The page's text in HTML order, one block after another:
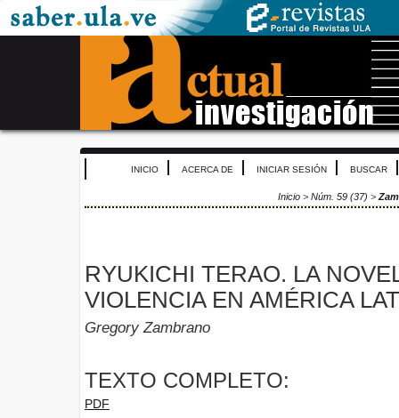
INICIO ACERCA DE INICIAR SESIÓN BUSCAR
Inicio> Núm. 59 (37) >
RYUKICHI TERAO. LA
VIOLENCIA EN AMÉRICA
Gregory Zambrano
TEXTO COMPLETO:
PDF